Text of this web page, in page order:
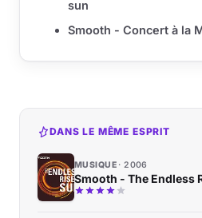
sun
Smooth - Concert à la
DANS LE MÊME ESPRIT
MUSIQUE 2006
Smooth - The Endless